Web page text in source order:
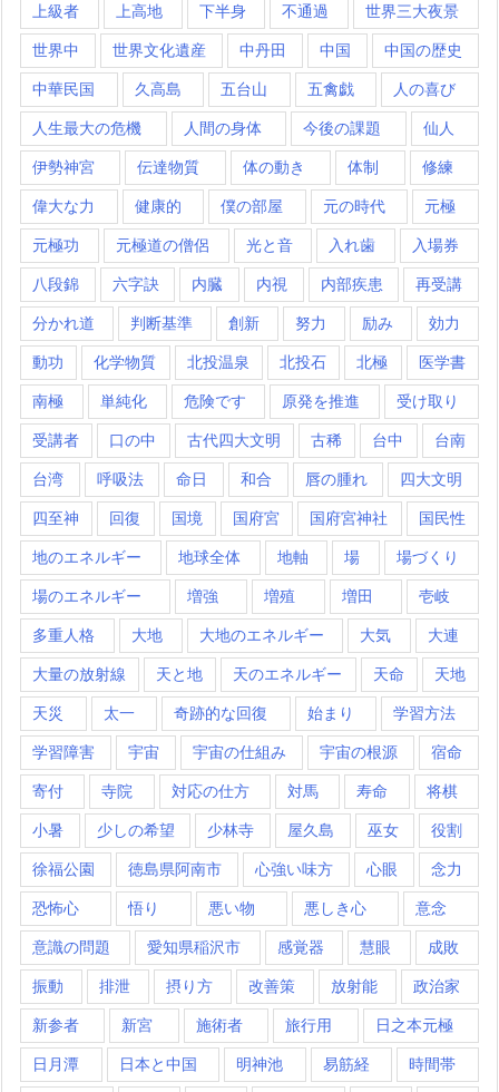
上級者 上高地 下半身 不通過 世界三大夜景
世界中 世界文化遺産 中丹田 中国 中国の歴史
中華民国 久高島 五台山 五禽戯 人の喜び
人生最大の危機 人間の身体 今後の課題 仙人
伊勢神宮 伝達物質 体の動き 体制 修練
偉大な力 健康的 僕の部屋 元の時代 元極
元極功 元極道の僧侶 光と音 入れ歯 入場券
八段錦 六字訣 内臓 内視 内部疾患 再受講
分かれ道 判断基準 創新 努力 励み 効力
動功 化学物質 北投温泉 北投石 北極 医学書
南極 単純化 危険です 原発を推進 受け取り
受講者 口の中 古代四大文明 古稀 台中 台南
台湾 呼吸法 命日 和合 唇の腫れ 四大文明
四至神 回復 国境 国府宮 国府宮神社 国民性
地のエネルギー 地球全体 地軸 場 場づくり
場のエネルギー 増強 増殖 増田 壱岐
多重人格 大地 大地のエネルギー 大気 大連
大量の放射線 天と地 天のエネルギー 天命 天地
天災 太一 奇跡的な回復 始まり 学習方法
学習障害 宇宙 宇宙の仕組み 宇宙の根源 宿命
寄付 寺院 対応の仕方 対馬 寿命 将棋
小暑 少しの希望 少林寺 屋久島 巫女 役割
徐福公園 徳島県阿南市 心強い味方 心眼 念力
恐怖心 悟り 悪い物 悪しき心 意念
意識の問題 愛知県稲沢市 感覚器 慧眼 成敗
振動 排泄 摂り方 改善策 放射能 政治家
新参者 新宮 施術者 旅行用 日之本元極
日月潭 日本と中国 明神池 易筋経 時間帯